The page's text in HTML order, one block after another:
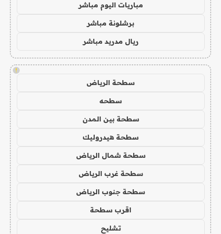
مباريات اليوم مباشر
برشلونة مباشر
ريال مدريد مباشر
!
سطحة الرياض
سطحه
سطحة بين المدن
سطحة هيدروليك
سطحة شمال الرياض
سطحة غرب الرياض
سطحة جنوب الرياض
اقرب سطحة
تشليح